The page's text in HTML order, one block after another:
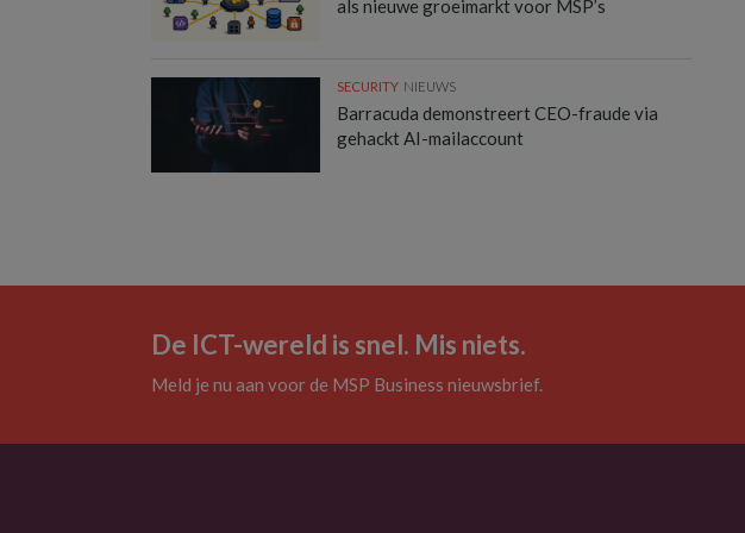
als nieuwe groeimarkt voor MSP’s
SECURITY NIEUWS
Barracuda demonstreert CEO-fraude via
gehackt AI-mailaccount
De ICT-wereld is snel. Mis niets.
Meld je nu aan voor de MSP Business nieuwsbrief.